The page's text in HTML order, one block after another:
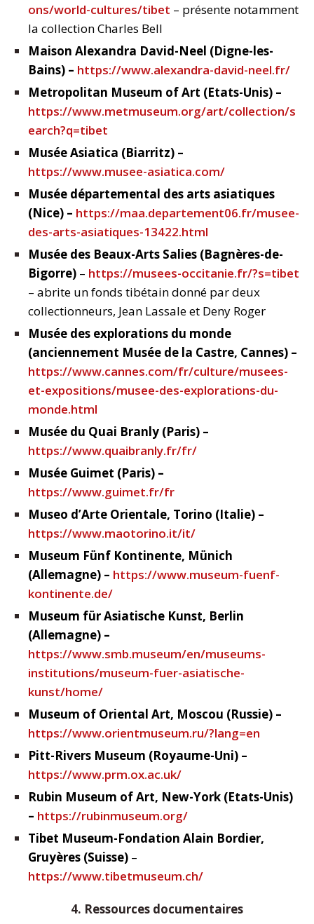
ons/world-cultures/tibet – présente notamment
la collection Charles Bell
Maison Alexandra David-Neel (Digne-les-
Bains) – https://www.alexandra-david-neel.fr/
Metropolitan Museum of Art (Etats-Unis) –
https://www.metmuseum.org/art/collection/s
earch?q=tibet
Musée Asiatica (Biarritz) –
https://www.musee-asiatica.com/
Musée départemental des arts asiatiques
(Nice) – https://maa.departement06.fr/musee-
des-arts-asiatiques-13422.html
Musée des Beaux-Arts Salies (Bagnères-de-
Bigorre) – https://musees-occitanie.fr/?s=tibet
– abrite un fonds tibétain donné par deux
collectionneurs, Jean Lassale et Deny Roger
Musée des explorations du monde
(anciennement Musée de la Castre, Cannes) –
https://www.cannes.com/fr/culture/musees-
et-expositions/musee-des-explorations-du-
monde.html
Musée du Quai Branly (Paris) –
https://www.quaibranly.fr/fr/
Musée Guimet (Paris) –
https://www.guimet.fr/fr
Museo d’Arte Orientale, Torino (Italie) –
https://www.maotorino.it/it/
Museum Fünf Kontinente, Münich
(Allemagne) – https://www.museum-fuenf-
kontinente.de/
Museum für Asiatische Kunst, Berlin
(Allemagne) –
https://www.smb.museum/en/museums-
institutions/museum-fuer-asiatische-
kunst/home/
Museum of Oriental Art, Moscou (Russie) –
https://www.orientmuseum.ru/?lang=en
Pitt-Rivers Museum (Royaume-Uni) –
https://www.prm.ox.ac.uk/
Rubin Museum of Art, New-York (Etats-Unis)
– https://rubinmuseum.org/
Tibet Museum-Fondation Alain Bordier,
Gruyères (Suisse) –
https://www.tibetmuseum.ch/
4. Ressources documentaires